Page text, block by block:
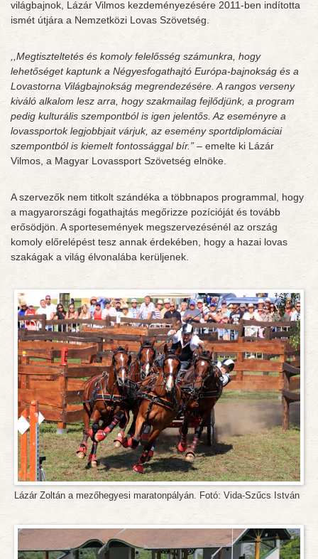
világbajnok, Lázár Vilmos kezdeményezésére 2011-ben indította
ismét útjára a Nemzetközi Lovas Szövetség.
,,Megtiszteltetés és komoly felelősség számunkra, hogy
lehetőséget kaptunk a Négyesfogathajtó Európa-bajnokság és a
Lovastorna Világbajnokság megrendezésére. A rangos verseny
kiváló alkalom lesz arra, hogy szakmailag fejlődjünk, a program
pedig kulturális szempontból is igen jelentős. Az eseményre a
lovassportok legjobbjait várjuk, az esemény sportdiplomáciai
szempontból is kiemelt fontossággal bír.” – emelte ki Lázár
Vilmos, a Magyar Lovassport Szövetség elnöke.
A szervezők nem titkolt szándéka a többnapos programmal, hogy
a magyarországi fogathajtás megőrizze pozícióját és tovább
erősödjön. A sportesemények megszervezésénél az ország
komoly előrelépést tesz annak érdekében, hogy a hazai lovas
szakágak a világ élvonalába kerüljenek.
Lázár Zoltán a mezőhegyesi maratonpályán. Fotó: Vida-Szűcs István